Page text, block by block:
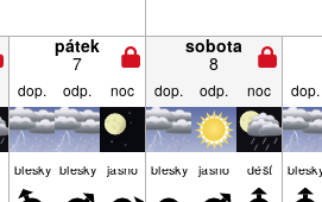
pátek
7
sobota
8
dop. odp. noc dop. odp. noc dop.
blesky blesky jasno blesky jasno déšť